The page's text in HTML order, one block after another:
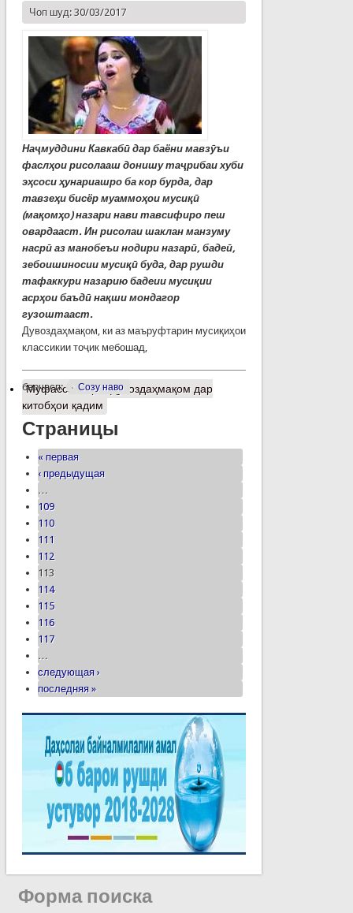
Чоп шуд: 30/03/2017
Наҷмуддини Кавкабӣ дар баёни мавзӯъи
фаслҳои рисолааш донишу таҷрибаи хуби
эҳсоси ҳунариашро ба кор бурда, дар
тавзеҳи бисёр муаммоҳои мусиқӣ
(мақомҳо) назари нави тавсифиро пеш
овардааст. Ин рисолаи шаклан манзуму
насрӣ аз манобеъи нодири назарӣ, бадеӣ,
зебоишиносии мусиқӣ буда, дар рушди
тафаккури назарию бадеии мусиқии
асрҳои баъдӣ нақши мондагор
гузоштааст.
Дувоздаҳмақом, ки аз маъруфтарин мусиқиҳои
классикии тоҷик мебошад,
барчасп: Созу наво
Муфассалтаро Дувоздаҳмақом дар
китобҳои қадим
Страницы
« первая
‹ предыдущая
…
109
110
111
112
113
114
115
116
117
…
следующая ›
последняя »
Форма поиска